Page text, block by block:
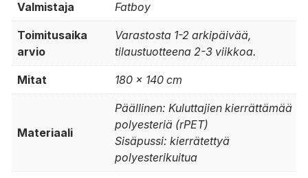
Valmistaja Fatboy
Toimitusaika
arvio
Varastosta 1-2 arkipäivää,
tilaustuotteena 2-3 viikkoa.
Mitat 180 x 140 cm
Materiaali
Päällinen: Kuluttajien kierrättämää
polyesteriä (rPET)
Sisäpussi: kierrätettyä
polyesterikuitua